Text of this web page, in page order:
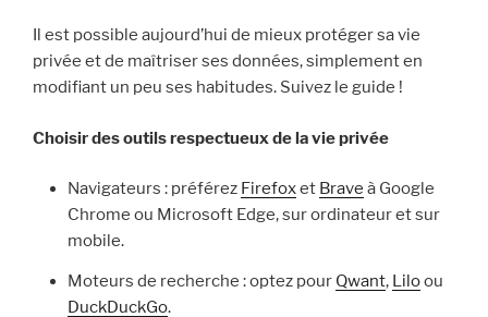
Il est possible aujourd’hui de mieux protéger sa vie
privée et de maîtriser ses données, simplement en
modifiant un peu ses habitudes. Suivez le guide !
Choisir des outils respectueux de la vie privée
Navigateurs : préférez Firefoxet Brave à Google
Chrome ou Microsoft Edge, sur ordinateur et sur
mobile.
Moteurs de recherche : optez pour Qwant, Liloou
DuckDuckGo.